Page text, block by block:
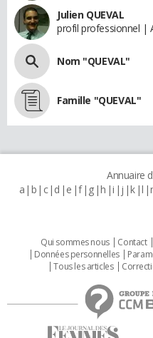
Julien QUEVAL
profil professionnel |
Nom "QUEVAL"
Famille "QUEVAL"
Annuaire
a b c d e f g h i j k l
Qui sommes nous Contact
Données personnelles
Tous les articles